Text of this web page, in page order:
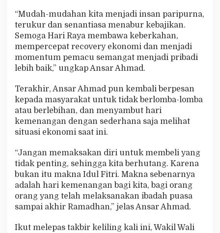
“Mudah-mudahan kita menjadi insan paripurna,
terukur dan senantiasa menabur kebajikan.
Semoga Hari Raya membawa keberkahan,
mempercepat recovery ekonomi dan menjadi
momentum pemacu semangat menjadi pribadi
lebih baik,” ungkap Ansar Ahmad.
Terakhir, Ansar Ahmad pun kembali berpesan
kepada masyarakat untuk tidak berlomba-lomba
atau berlebihan, dan menyambut hari
kemenangan dengan sederhana saja melihat
situasi ekonomi saat ini.
“Jangan memaksakan diri untuk membeli yang
tidak penting, sehingga kita berhutang. Karena
bukan itu makna Idul Fitri. Makna sebenarnya
adalah hari kemenangan bagi kita, bagi orang
orang yang telah melaksanakan ibadah puasa
sampai akhir Ramadhan,” jelas Ansar Ahmad.
Ikut melepas takbir keliling kali ini, Wakil Wali